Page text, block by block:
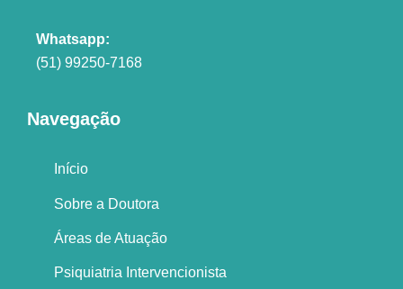
Whatsapp:
(51) 99250-7168
Navegação
Início
Sobre a Doutora
Áreas de Atuação
Psiquiatria Intervencionista